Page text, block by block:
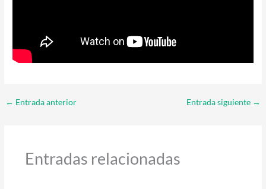
← Entrada anterior Entrada siguiente →
Entradas relacionadas